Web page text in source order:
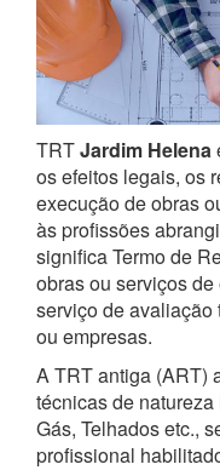
TRTJardim Helena
os efeitos legais, os
execução de obras
às profissões
significa Termo de
obras ou serviços
serviço de
ou empresas.
A TRT antiga (ART)
técnicas de
Gás, Telhados etc.,
profissional